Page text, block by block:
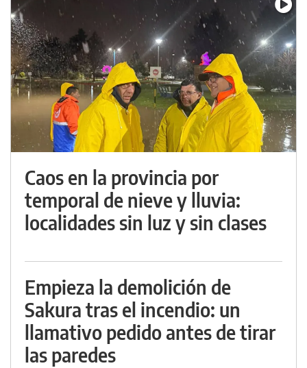
Caos en la provincia por
temporal de nieve y lluvia:
localidades sin luz y sin clases
Empieza la demolición de
Sakura tras el incendio: un
llamativo pedido antes de tirar
las paredes